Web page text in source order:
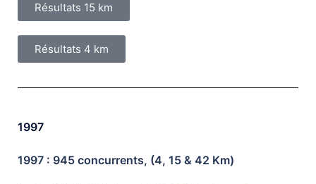
Résultats 15 km
Résultats 4 km
1997
1997 : 945 concurrents, (4, 15 & 42 Km)